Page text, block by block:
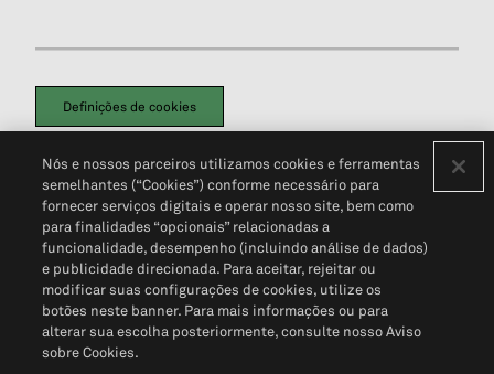
Definições de cookies
Política de PrivacidadePortal de privacidade do cliente (em inglês)
Não Venda Minhas Informações Pessoais© 2026 S&P Global
Nós e nossos parceiros utilizamos cookies e ferramentas
semelhantes (“Cookies”) conforme necessário para
fornecer serviços digitais e operar nosso site, bem como
para finalidades “opcionais” relacionadas a
funcionalidade, desempenho (incluindo análise de dados)
e publicidade direcionada. Para aceitar, rejeitar ou
modificar suas configurações de cookies, utilize os
botões neste banner. Para mais informações ou para
alterar sua escolha posteriormente, consulte nosso Aviso
sobre Cookies.